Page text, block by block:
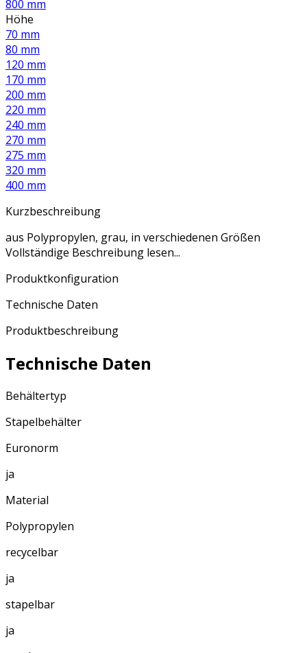
800 mm
Höhe
70 mm
80 mm
120 mm
170 mm
200 mm
220 mm
240 mm
270 mm
275 mm
320 mm
400 mm
Kurzbeschreibung
aus Polypropylen, grau, in verschiedenen Größen
Vollständige Beschreibung lesen...
Produktkonfiguration
Technische Daten
Produktbeschreibung
Technische Daten
Behältertyp
Stapelbehälter
Euronorm
ja
Material
Polypropylen
recycelbar
ja
stapelbar
ja